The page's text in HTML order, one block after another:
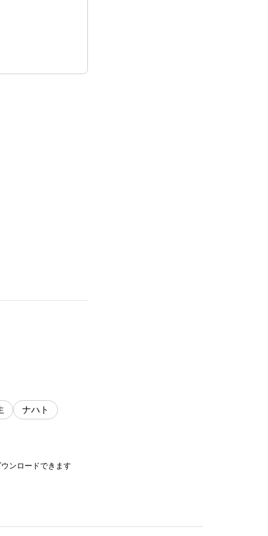
ナハト
ンロードできます